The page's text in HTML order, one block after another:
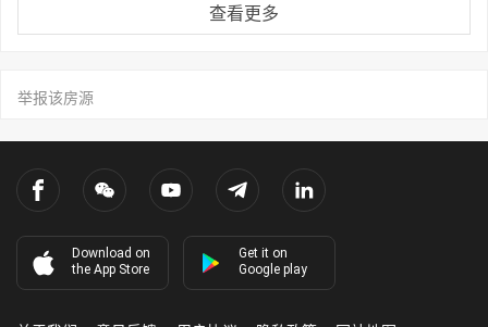
查看更多
举报该房源
Download on
the App Store
Get it on
Google play